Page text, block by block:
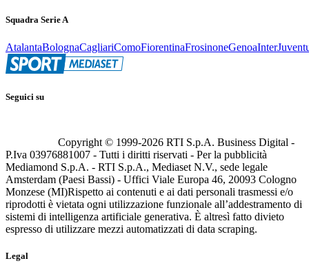
Squadra Serie A
AtalantaBolognaCagliariComoFiorentinaFrosinoneGenoaInter
Seguici su
Copyright © 1999-2026 RTI S.p.A. Business Digital -
P.Iva 03976881007 - Tutti i diritti riservati - Per la pubblicità
Mediamond S.p.A. - RTI S.p.A., Mediaset N.V., sede legale
Amsterdam (Paesi Bassi) - Uffici Viale Europa 46, 20093 Cologno
Monzese (MI)Rispetto ai contenuti e ai dati personali trasmessi e/o
riprodotti è vietata ogni utilizzazione funzionale all’addestramento di
sistemi di intelligenza artificiale generativa. È altresì fatto divieto
espresso di utilizzare mezzi automatizzati di data scraping.
Legal